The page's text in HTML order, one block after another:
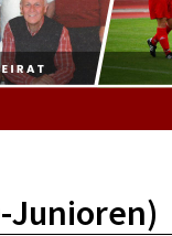
Junioren)